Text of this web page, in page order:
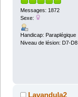
Messages: 1872
Sexe:
Handicap: Paraplégique
Niveau de lésion: D7-D8
Lavandula2